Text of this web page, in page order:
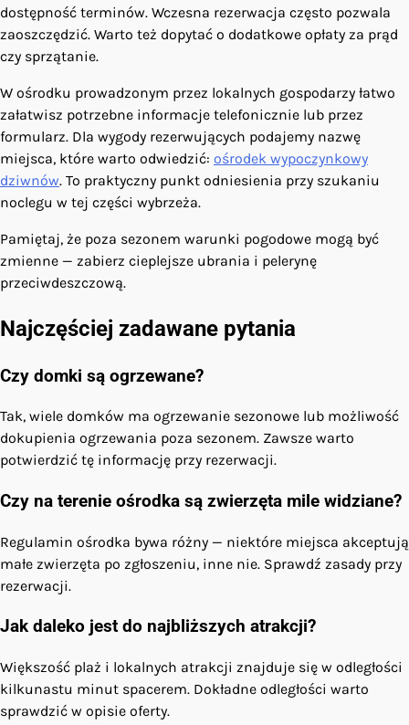
dostępność terminów. Wczesna rezerwacja często pozwala
zaoszczędzić. Warto też dopytać o dodatkowe opłaty za prąd
czy sprzątanie.
W ośrodku prowadzonym przez lokalnych gospodarzy łatwo
załatwisz potrzebne informacje telefonicznie lub przez
formularz. Dla wygody rezerwujących podajemy nazwę
miejsca, które warto odwiedzić: ośrodek wypoczynkowy
dziwnów. To praktyczny punkt odniesienia przy szukaniu
noclegu w tej części wybrzeża.
Pamiętaj, że poza sezonem warunki pogodowe mogą być
zmienne — zabierz cieplejsze ubrania i pelerynę
przeciwdeszczową.
Najczęściej zadawane pytania
Czy domki są ogrzewane?
Tak, wiele domków ma ogrzewanie sezonowe lub możliwość
dokupienia ogrzewania poza sezonem. Zawsze warto
potwierdzić tę informację przy rezerwacji.
Czy na terenie ośrodka są zwierzęta mile widziane?
Regulamin ośrodka bywa różny — niektóre miejsca akceptują
małe zwierzęta po zgłoszeniu, inne nie. Sprawdź zasady przy
rezerwacji.
Jak daleko jest do najbliższych atrakcji?
Większość plaż i lokalnych atrakcji znajduje się w odległości
kilkunastu minut spacerem. Dokładne odległości warto
sprawdzić w opisie oferty.